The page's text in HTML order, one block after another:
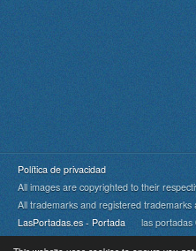
Política de privacidad
All images are copyrighted to their
All trademarks and registered
LasPortadas.es - Portada las portadas